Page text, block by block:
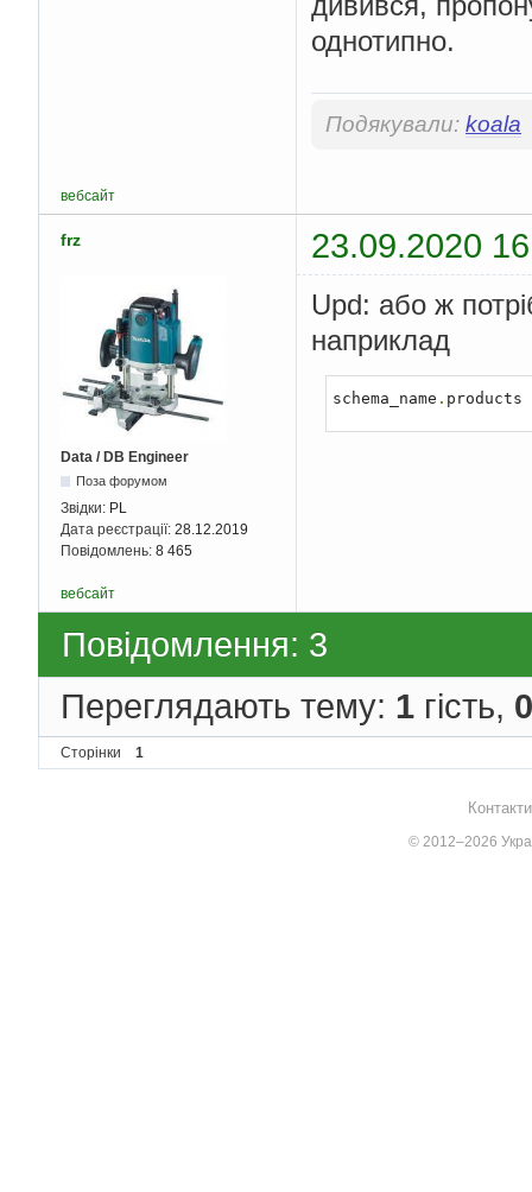
однотипно.
Подякували: koala
вебсайт
frz 23.09.2020
Data / DB Engineer
Поза форумом
Звідки: PL
Дата реєстрації: 28.12.2019
Повідомлень: 8 465
Upd: або ж
наприклад
schema_name . products
вебсайт
Повідомлення: 3
Переглядають тему: 1 гість, 0
Сторінки 1
© 2012–2026